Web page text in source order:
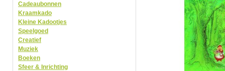
Cadeaubonnen
Kraamkado
Kleine Kadootjes
Speelgoed
Creatief
Muziek
Boeken
Sfeer & Inrichting